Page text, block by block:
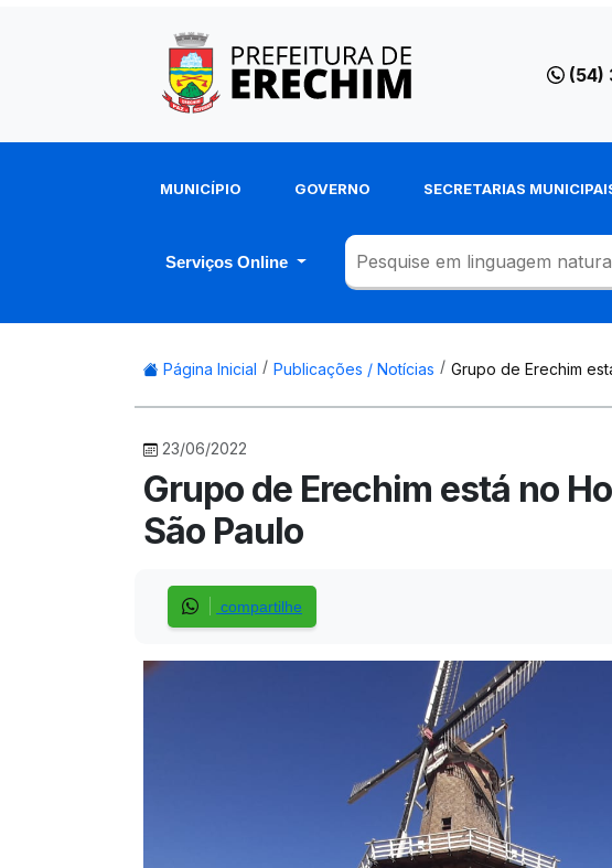
(54)
MUNICÍPIO GOVERNO SECRETARIAS
Serviços Online
Página Inicial Publicações / Notícias Grupo de Erechim
23/06/2022
Grupo de Erechim está no
São Paulo
compartilhe